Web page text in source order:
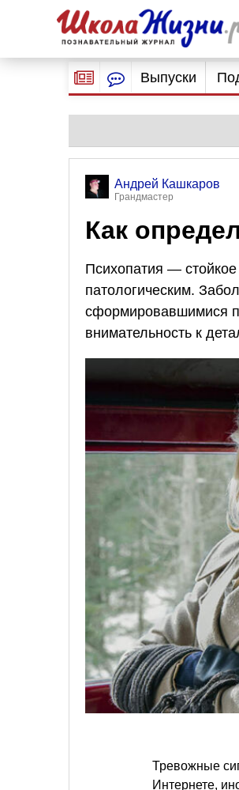
Выпуски
Андрей Кашкаров
Грандмастер
Как
Психопатия —
патологическим.
сформировавшимися
внимательность к
Тревожные
Интернете,